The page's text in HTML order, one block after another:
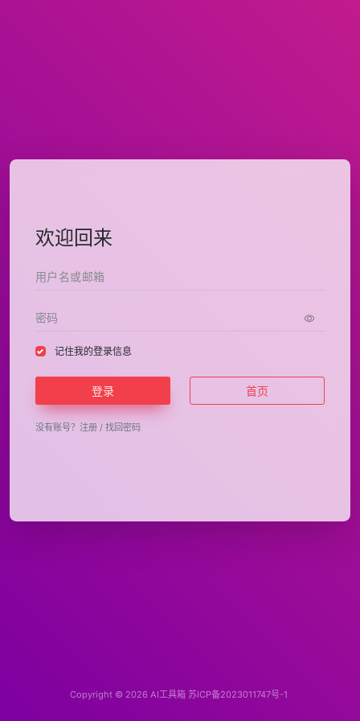
欢迎回来
记住我的登录信息
登录 首页
没有账号？ 注册 / 找回密码
Copyright © 2026 AI工具箱 苏ICP备2023011747号-1